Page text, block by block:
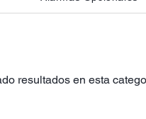
resultados en esta